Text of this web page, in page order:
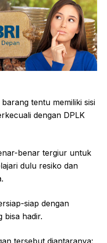
tentu memiliki sisi
dengan DPLK
benar tergiur untuk
dulu resiko dan
siap dengan
bisa hadir.
tersebut diantaranya: